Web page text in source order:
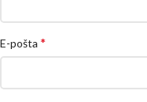
E-pošta *